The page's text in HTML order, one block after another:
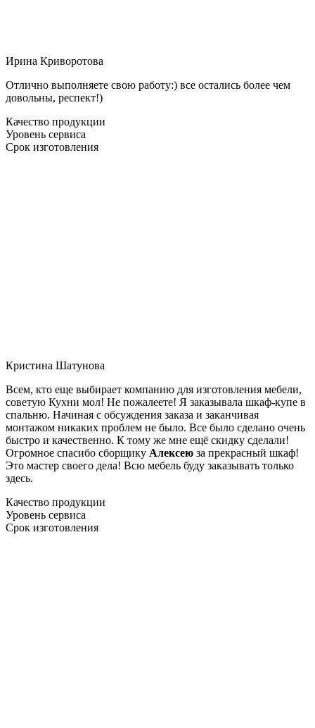
Ирина Криворотова
Отлично выполняете свою работу:) все остались более чем
довольны, респект!)
Качество продукции
Уровень сервиса
Срок изготовления
Кристина Шатунова
Всем, кто еще выбирает компанию для изготовления мебели,
советую Кухни мол! Не пожалеете! Я заказывала шкаф-купе в
спальню. Начиная с обсуждения заказа и заканчивая
монтажом никаких проблем не было. Все было сделано очень
быстро и качественно. К тому же мне ещё скидку сделали!
Огромное спасибо сборщику Алексею за прекрасный шкаф!
Это мастер своего дела! Всю мебель буду заказывать только
здесь.
Качество продукции
Уровень сервиса
Срок изготовления